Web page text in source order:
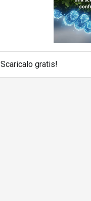
Scaricalo gratis!